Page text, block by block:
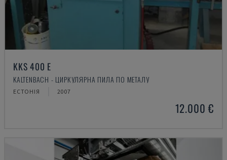
KKS 400 E
KALTENBACH - ЦИРКУЛЯРНА ПИЛА ПО МЕТАЛУ
ЕСТОНІЯ 2007
12.000 €